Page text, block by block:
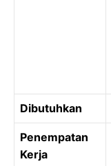
Dibutuhkan
Penempatan
Kerja